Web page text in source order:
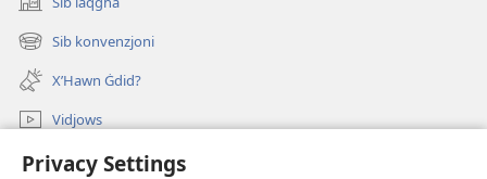
Privacy Settings
(opens
new
window)
Sib konvenzjoni
(opens
new
window)
X’Hawn Ġdid?
Vidjows
Fittex f’JW.ORG